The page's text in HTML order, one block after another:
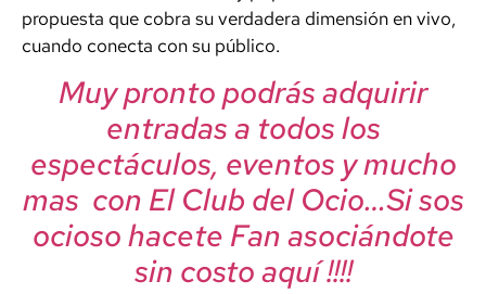
propuesta que cobra su verdadera dimensión en vivo,
cuando conecta con su público.
Muy pronto podrás adquirir
entradas a todos los
espectáculos, eventos y mucho
mas con El Club del Ocio…Si sos
ocioso hacete Fan asociándote
sin costo aquí !!!!